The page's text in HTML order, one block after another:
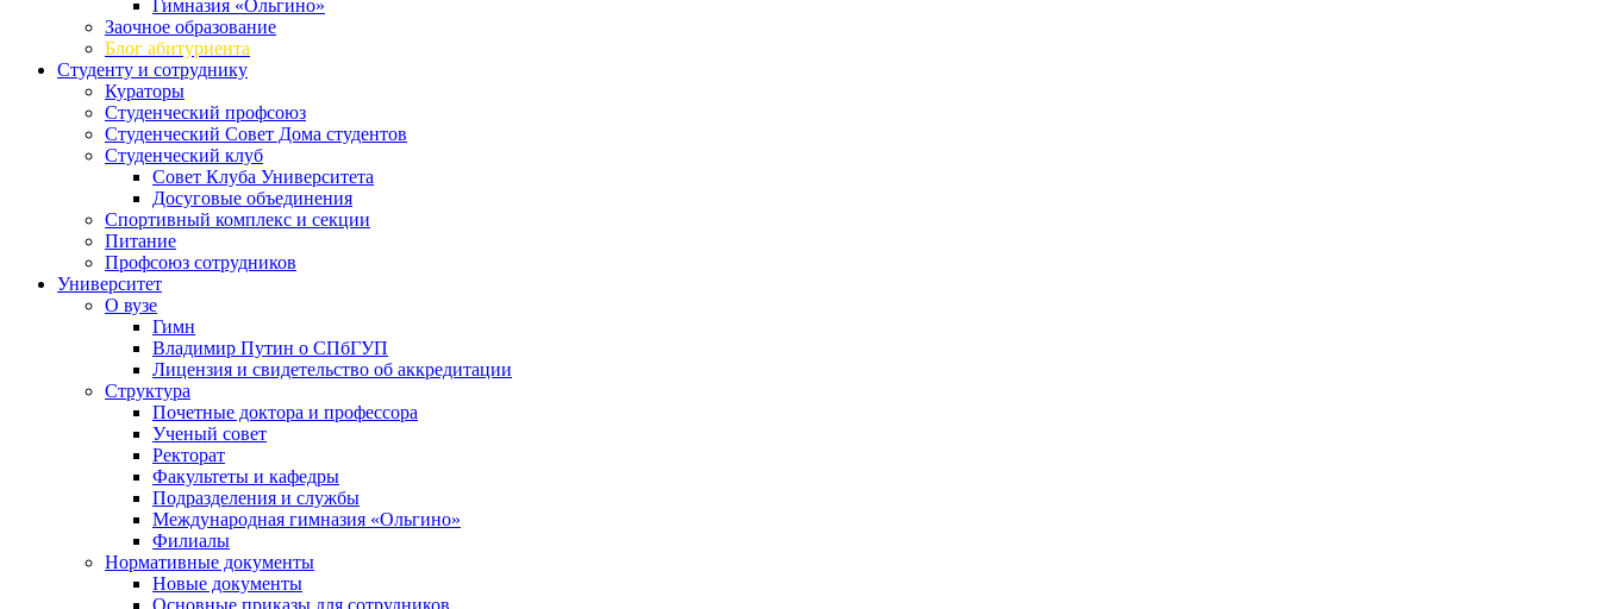
Гимназия «Ольгино»
Заочное образование
Блог абитуриента
Студенту и сотруднику
Кураторы
Студенческий профсоюз
Студенческий Совет Дома студентов
Студенческий клуб
Совет Клуба Университета
Досуговые объединения
Спортивный комплекс и секции
Питание
Профсоюз сотрудников
Университет
О вузе
Гимн
Владимир Путин о СПбГУП
Лицензия и свидетельство об аккредитации
Структура
Почетные доктора и профессора
Ученый совет
Ректорат
Факультеты и кафедры
Подразделения и службы
Международная гимназия «Ольгино»
Филиалы
Нормативные документы
Новые документы
Основные приказы для сотрудников